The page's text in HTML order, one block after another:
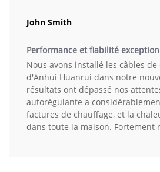
John Smith
Performance et fiabilité
Nous avons installé les câbles de
d'Anhui Huanrui dans notre
résultats ont dépassé nos
autorégulante a
factures de chauffage, et la
dans toute la maison. Fortement